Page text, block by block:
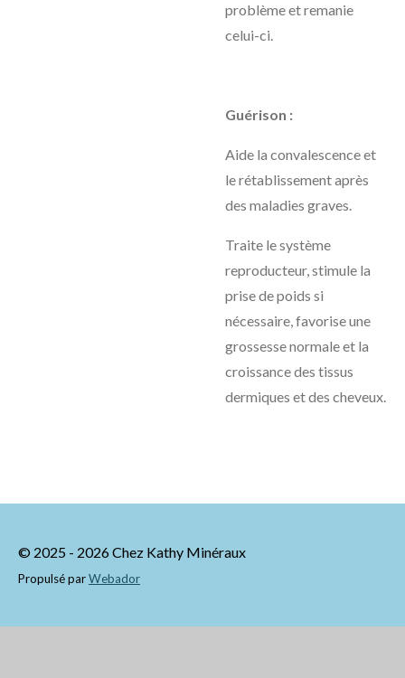
problème et remanie
celui-ci.
Guérison :
Aide la convalescence et
le rétablissement après
des maladies graves.
Traite le système
reproducteur, stimule la
prise de poids si
nécessaire, favorise une
grossesse normale et la
croissance des tissus
dermiques et des cheveux.
© 2025 - 2026 Chez Kathy Minéraux
Propulsé parWebador